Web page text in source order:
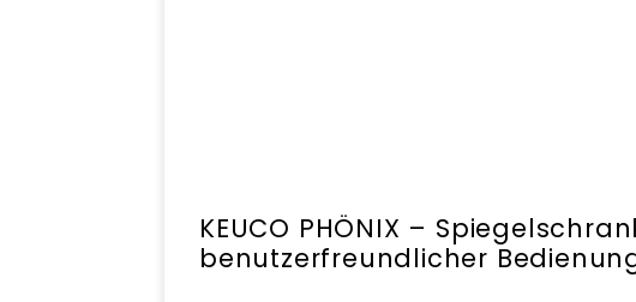
KEUCO PHÖNIX –
benutzerfreundlicher